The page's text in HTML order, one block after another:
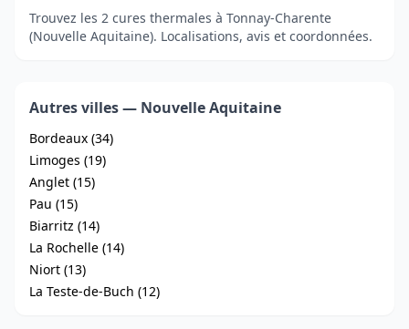
Trouvez les 2 cures thermales à Tonnay-Charente
(Nouvelle Aquitaine). Localisations, avis et coordonnées.
Autres villes — Nouvelle Aquitaine
Bordeaux (34)
Limoges (19)
Anglet (15)
Pau (15)
Biarritz (14)
La Rochelle (14)
Niort (13)
La Teste-de-Buch (12)